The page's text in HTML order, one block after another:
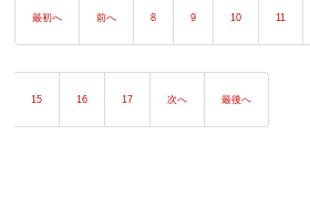
最初へ 前へ 8 9 10 11
15 16 17 次へ 最後へ